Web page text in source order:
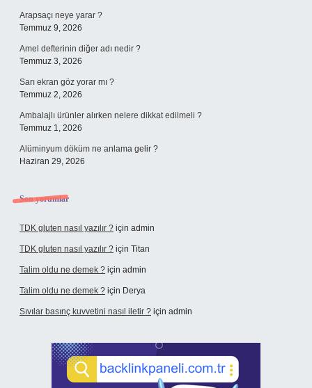
Arapsaçı neye yarar ?
Temmuz 9, 2026
Amel defterinin diğer adı nedir ?
Temmuz 3, 2026
Sarı ekran göz yorar mı ?
Temmuz 2, 2026
Ambalajlı ürünler alırken nelere dikkat edilmeli ?
Temmuz 1, 2026
Alüminyum döküm ne anlama gelir ?
Haziran 29, 2026
Son yorumlar
TDK gluten nasıl yazılır ? için admin
TDK gluten nasıl yazılır ? için Titan
Talim oldu ne demek ? için admin
Talim oldu ne demek ? için Derya
Sıvılar basınç kuvvetini nasıl iletir ? için admin